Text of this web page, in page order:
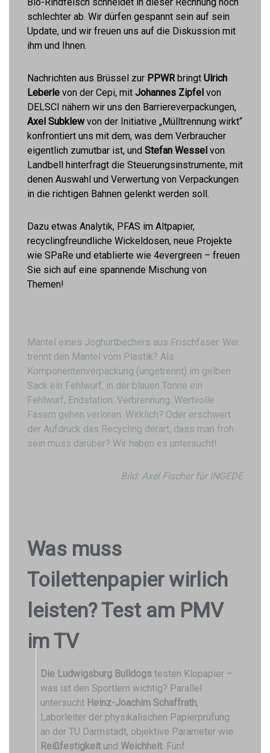
schlechter ab. Wir dürfen gespannt sein auf sein
Update, und wir freuen uns auf die Diskussion mit
ihm und Ihnen.
Nachrichten aus Brüssel zur PPWR bringt Ulrich
Leberle von der Cepi, mit Johannes Zipfel von
DELSCI nähern wir uns den Barriereverpackungen,
Axel Subklewvon der Initiative „Mülltrennung wirkt“
konfrontiert uns mit dem, was dem Verbraucher
eigentlich zumutbar ist, und Stefan Wessel von
Landbell hinterfragt die Steuerungsinstrumente, mit
denen Auswahl und Verwertung von Verpackungen
in die richtigen Bahnen gelenkt werden soll.
Dazu etwas Analytik, PFAS im Altpapier,
recyclingfreundliche Wickeldosen, neue Projekte
wie SPaRe und etablierte wie 4evergreen – freuen
Sie sich auf eine spannende Mischung von
Themen!
Mantel eines Joghurtbechers aus Frischfaser. Wer
trennt den Mantel vom Plastik? Als
Komponentenverpackung (ungetrennt) im gelben
Sack ein Fehlwurf, in der blauen Tonne ein
Fehlwurf, Endstation: Verbrennung. Wertvolle
Fasern gehen verloren. Wirklich? Oder erschwert
der Aufdruck das Recycling derart, dass man froh
sein muss darüber? Wir haben es untersucht!
Bild: Axel Fischer für INGEDE
Was muss
Toilettenpapier wirlich
leisten? Test am PMV
im TV
Die Ludwigsburg Bulldogs testen Klopapier –
was ist den Sportlern wichtig? Parallel
untersucht Heinz-Joachim Schaffrath,
Laborleiter der physikalischen Papierprüfung
an der TU Darmstadt, objektive Parameter wie
Reißfestigkeit und Weichheit. Fünf